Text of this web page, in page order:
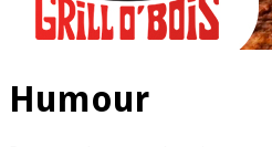
Humour